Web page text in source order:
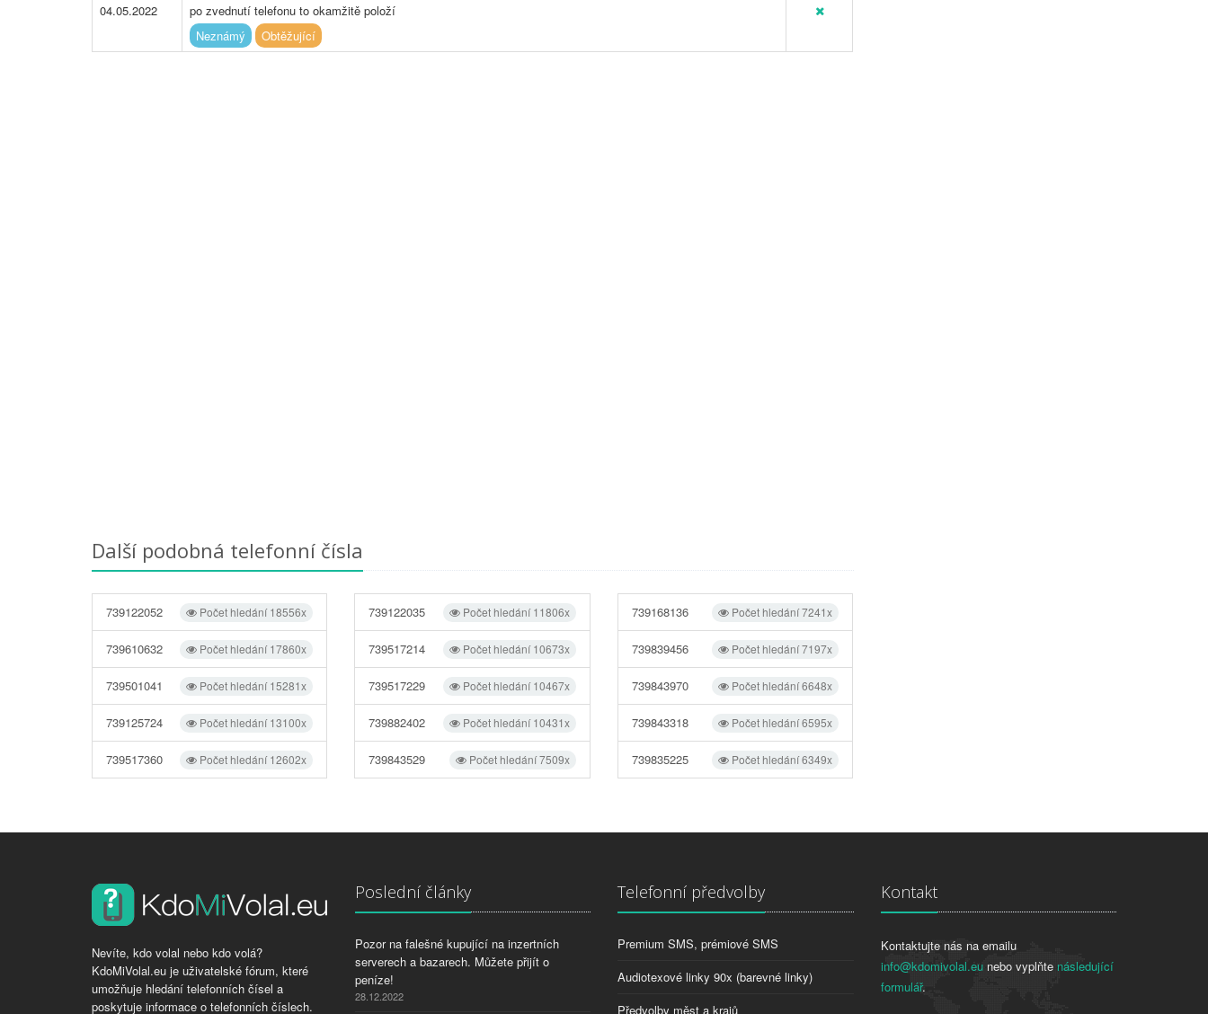
04.05.2022
po zvednutí telefonu to okamžitě položí
Neznámý
Obtěžující
Další podobná telefonní čísla
Počet hledání 18556x
739122052
Počet hledání 17860x
739610632
Počet hledání 15281x
739501041
Počet hledání 13100x
739125724
Počet hledání 12602x
739517360
Počet hledání 11806x
739122035
Počet hledání 10673x
739517214
Počet hledání 10467x
739517229
Počet hledání 10431x
739882402
Počet hledání 7509x
739843529
Počet hledání 7241x
739168136
Počet hledání 7197x
739839456
Počet hledání 6648x
739843970
Počet hledání 6595x
739843318
Počet hledání 6349x
739835225
Nevíte, kdo volal nebo kdo volá?
KdoMiVolal.eu je uživatelské fórum, které
umožňuje hledání telefonních čísel a
poskytuje informace o telefonních číslech.
Poslední články
Pozor na falešné kupující na inzertních
serverech a bazarech. Můžete přijít o
peníze!
28.12.2022
Telefonní předvolby
Premium SMS, prémiové SMS
Audiotexové linky 90x (barevné linky)
Předvolby měst a krajů
Kontakt
Kontaktujte nás na emailu
info@kdomivolal.eunebo vyplňte následující
formulář.